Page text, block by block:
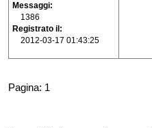
Messaggi
1386
Registrato il
2012-03-17 01:43:25
Pagina: 1